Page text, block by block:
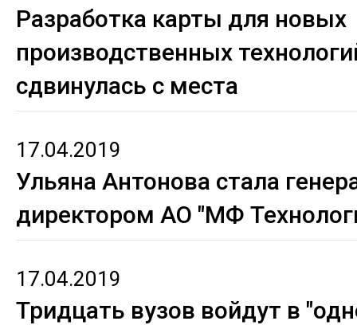
Разработка карты для новых
производственных
сдвинулась с места
17.04.2019
Ульяна Антонова стала
директором АО "МФ
17.04.2019
Тридцать вузов войдут в